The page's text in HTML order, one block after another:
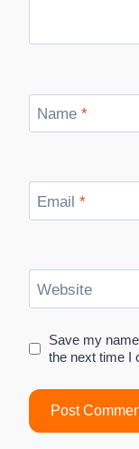
Name *
Email *
Website
Save my
the next time I